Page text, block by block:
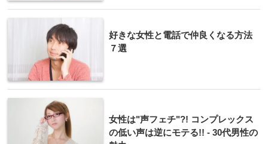
好きな女性と電話で仲良くなる方法
７選
女性は"声フェチ"?! コンプレックス
の低い声は逆にモテる!! - 30代男性の